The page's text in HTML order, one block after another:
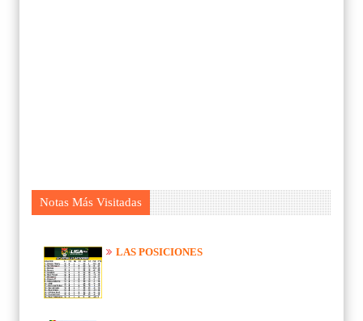
Notas Más Visitadas
LAS POSICIONES